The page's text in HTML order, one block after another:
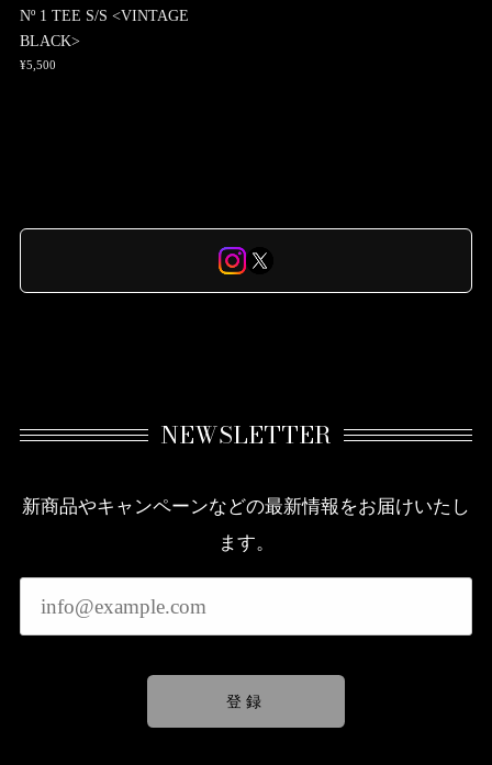
Nº 1 TEE S/S <VINTAGE
BLACK>
¥5,500
NEWSLETTER
新商品やキャンペーンなどの最新情報をお届けいたし
ます。
登録